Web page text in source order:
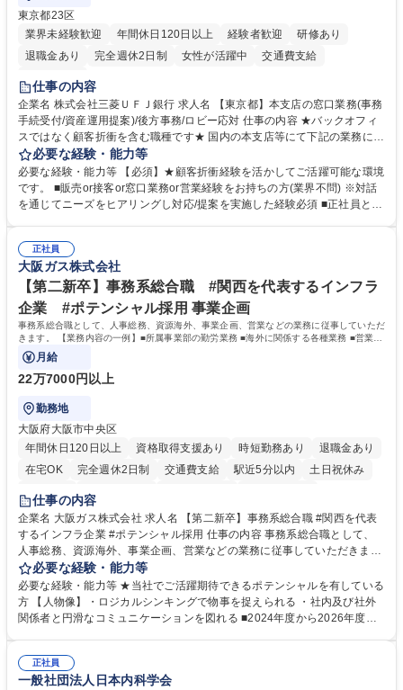
東京都23区
業界未経験歓迎
年間休日120日以上 経験者歓迎
研修あり
退職金あり
完全週休2日制 女性が活躍中
交通費支給
土日祝休み
仕事の内容
企業名 株式会社三菱ＵＦＪ銀行 求人名 【東京都】本支店の窓口業務(事務
手続受付/資産運用提案)/後方事務/ロビー応対 仕事の内容 ★バックオフィ
スではなく顧客折衝を含む職種です★ 国内の本支店等にて下記の業務に従
事していただきます。 ■窓口/後方/ロビーにて事務手続等の受付・オペレ
ーション、お客様対応 ■窓口にて、ご来店された個人のお客様に対して金
融商品のご提案 ■効率的な事務運用の検討・構築等 ≪業務紹介：ご応募前
に必ずご覧ください≫ ※記事 https://www.mysite.bk.mufg.jp/career/circle/
必要な経験・能力等
必要な経験・能力等 【必須】★顧客折衝経験を活かしてご活躍可能な環境
です。 ■販売or接客or窓口業務or営業経験をお持ちの方(業界不問) ※対話
を通じてニーズをヒアリングし対応/提案を実施した経験必須 ■正社員とし
るので安心して入行いただけます。 幅広いキャリアの選択肢があり、公募
や社内副業等を活用し、 一人ひとりが挑戦できるカルチャーが浸透してい
ます。 学歴・資格 学歴：大学院 大学 高専 短大 専修学校 高校 語学力：
資格：
正社員
大阪ガス株式会社
【第二新卒】事務系総合職 #関西を代表するインフラ
企業 #ポテンシャル採用 事業企画
事務系総合職として、人事総務、資源海外、事業企画、営業などの業務に従事していただ
きます。 【業務内容の一例】■所属事業部の勤労業務 ■海外に関係する各種業務 ■営業部
門の企画スタッフ、ルート営業
月給
22万7000円以上
勤務地
大阪府大阪市中央区
年間休日120日以上
資格取得支援あり 時短勤務あり
退職金あり
在宅OK
完全週休2日制 交通費支給 駅近5分以内
土日祝休み
服装自由
第二新卒歓迎
仕事の内容
企業名 大阪ガス株式会社 求人名 【第二新卒】事務系総合職 #関西を代表
するインフラ企業 #ポテンシャル採用 仕事の内容 事務系総合職として、
人事総務、資源海外、事業企画、営業などの業務に従事していただきま
す。 【業務内容の一例】■所属事業部の勤労業務 ■海外に関係する各種業
務 ■営業部門の企画スタッフ、ルート営業 【キャリアパス】入社後の配属
ポジションで一定期間ご活躍頂いた後、本人の適性及び将来のキャリアを
鑑みてジョブローテーションを行います。 【育成】OJTでの現場育成や研
表するインフラ企業 #ポテンシャル採用
必要な経験・能力等
必要な経験・能力等 ★当社でご活躍期待できるポテンシャルを有している
方 【人物像】・ロジカルシンキングで物事を捉えられる ・社内及び社外
関係者と円滑なコミュニケーションを図れる ■2024年度から2026年度ま
72.html ■エネルギーセキュリティの不安定化や気候変動による自然災害の
甚大化など、これまで以上に社会課題解決の重要性が高まっています。
正社員
一般社団法人日本内科学会